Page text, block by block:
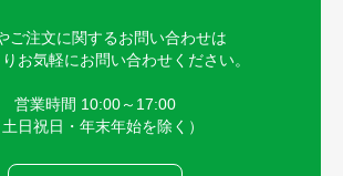
ご注文に関するお問い合わせは
お気軽にお問い合わせください。
営業時間 10:00～17:00
土日祝日・年末年始を除く）